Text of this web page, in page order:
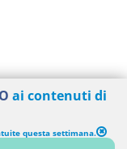
ai contenuti di
questa settimana.